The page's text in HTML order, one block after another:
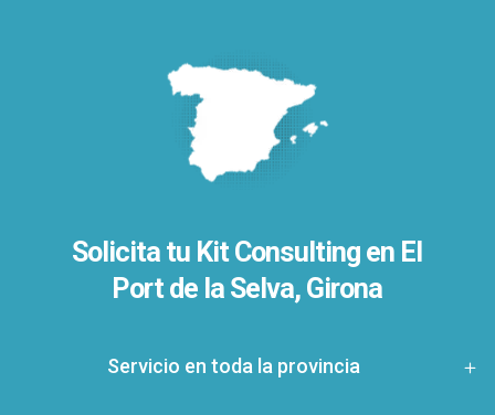
Solicita tu Kit Consulting en El
Port de la Selva, Girona
Servicio en toda la provincia